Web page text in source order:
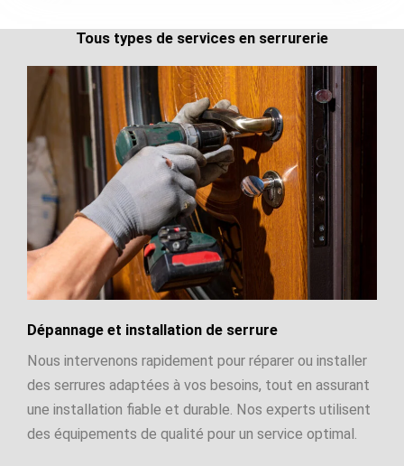
Tous types de services en serrurerie
Dépannage et installation de serrure
Nous intervenons rapidement pour réparer ou installer
des serrures adaptées à vos besoins, tout en assurant
une installation fiable et durable. Nos experts utilisent
des équipements de qualité pour un service optimal.